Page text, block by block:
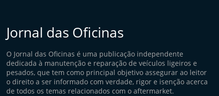
Jornal das Oficinas
O Jornal das Oficinas é uma publicação independente
dedicada à manutenção e reparação de veículos ligeiros e
pesados, que tem como principal objetivo assegurar ao leitor
o direito a ser informado com verdade, rigor e isenção acerca
de todos os temas relacionados com o aftermarket.